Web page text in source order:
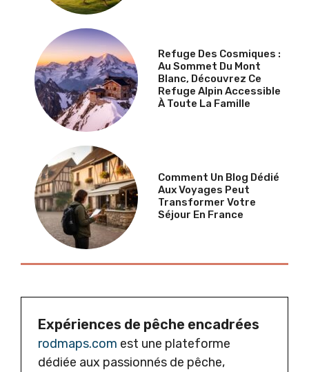
Refuge Des Cosmiques :
Au Sommet Du Mont
Blanc, Découvrez Ce
Refuge Alpin Accessible
À Toute La Famille
Comment Un Blog Dédié
Aux Voyages Peut
Transformer Votre
Séjour En France
Expériences de pêche encadrées
rodmaps.com est une plateforme
dédiée aux passionnés de pêche,